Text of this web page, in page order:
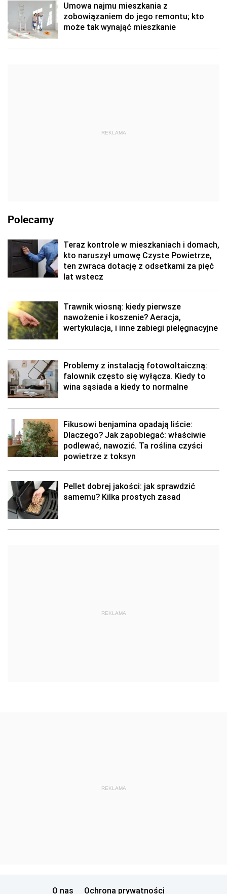
Umowa najmu mieszkania z
zobowiązaniem do jego remontu; kto
może tak wynająć mieszkanie
REKLAMA
Polecamy
Teraz kontrole w mieszkaniach i domach,
kto naruszył umowę Czyste Powietrze,
ten zwraca dotację z odsetkami za pięć
lat wstecz
Trawnik wiosną: kiedy pierwsze
nawożenie i koszenie? Aeracja,
wertykulacja, i inne zabiegi pielęgnacyjne
Problemy z instalacją fotowoltaiczną:
falownik często się wyłącza. Kiedy to
wina sąsiada a kiedy to normalne
Fikusowi benjamina opadają liście:
Dlaczego? Jak zapobiegać: właściwie
podlewać, nawozić. Ta roślina czyści
powietrze z toksyn
Pellet dobrej jakości: jak sprawdzić
samemu? Kilka prostych zasad
REKLAMA
REKLAMA
O nas Ochrona prywatności